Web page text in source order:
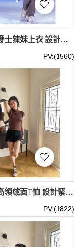
訂製女裝爵士辣妹上衣 設計露臍短性感一字肩T恤 跳舞衣服Y2K 美式機能灰色工裝褲 春秋高腰翻邊闊腿褲 休閒直筒寬鬆束腳運動褲 T527
PV:(1560)
訂製女半高領絨面T恤 設計緊身短袖打底衫 春季加厚洋氣短上衣 模特試穿 時尚T恤生產商 IG-BD-UK23144
PV:(1822)